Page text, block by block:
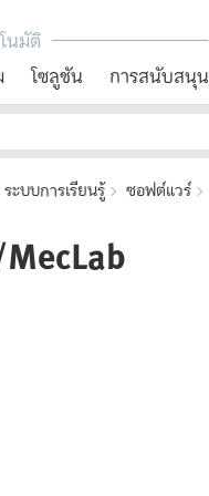
นมัติ
โซลูชัน การสนับสนุน
ระบบการเรียนรู้ ซอฟต์แวร์